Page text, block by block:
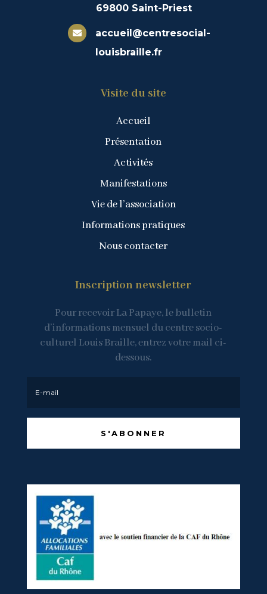
69800 Saint-Priest

accueil@centresocial-
louisbraille.fr
Visite du site
Accueil
Présentation
Activités
Manifestations
Vie de l’association
Informations pratiques
Nous contacter
Inscription newsletter
Pour recevoir La Papaye, le bulletin
d’informations mensuel du centre socio-
culturel Louis Braille, entrez votre mail ci-
dessous.
S'ABONNER